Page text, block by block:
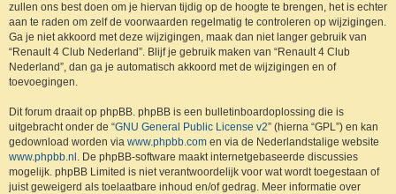
zullen ons best doen om je hiervan tijdig op de hoogte te brengen, het is echter
aan te raden om zelf de voorwaarden regelmatig te controleren op wijzigingen.
Ga je niet akkoord met deze wijzigingen, maak dan niet langer gebruik van
“Renault 4 Club Nederland”. Blijf je gebruik maken van “Renault 4 Club
Nederland”, dan ga je automatisch akkoord met de wijzigingen en of
toevoegingen.
Dit forum draait op phpBB. phpBB is een bulletinboardoplossing die is
uitgebracht onder de “GNU General Public License v2” (hierna “GPL”) en kan
gedownload worden via www.phpbb.com en via de Nederlandstalige website
www.phpbb.nl . De phpBB-software maakt internetgebaseerde discussies
mogelijk. phpBB Limited is niet verantwoordelijk voor wat wordt toegestaan of
juist geweigerd als toelaatbare inhoud en/of gedrag. Meer informatie over